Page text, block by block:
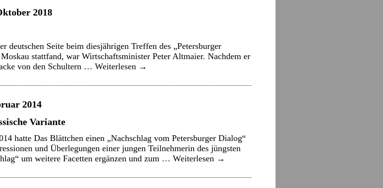
2018
deutschen Seite beim diesjährigen Treffen des „Petersburger
stattfand, war Wirtschaftsminister Peter Altmaier. Nachdem er
von den Schultern … Weiterlesen →
2014
Variante
hatte Das Blättchen einen „Nachschlag vom Petersburger Dialog“
und Überlegungen einer jungen Teilnehmerin des jüngsten
um weitere Facetten ergänzen und zum … Weiterlesen →